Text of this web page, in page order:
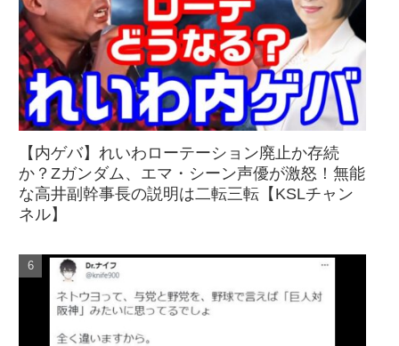
【内ゲバ】れいわローテーション廃止か存続
か？Zガンダム、エマ・シーン声優が激怒！無能
な高井副幹事長の説明は二転三転【KSLチャン
ネル】